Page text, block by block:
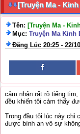
[Truyện Ma -
Tên: [Truyện Ma -
Mục: Truyện Ma Kinh
Đăng Lúc 20:25 - 22/
cảm nhận rất rõ tiếng
đều khiến tôi cảm thấy
Trong đầu tôi lúc này chỉ
được bình an vô sự